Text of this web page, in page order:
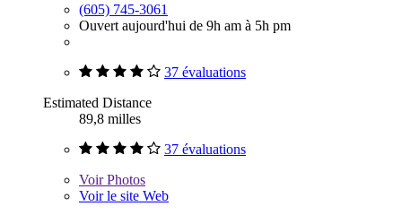
(605) 745-3061
Ouvert aujourd'hui de 9h am à 5h pm
37 évaluations
Estimated Distance
89,8 milles
37 évaluations
VoirPhotos
Voir le site Web